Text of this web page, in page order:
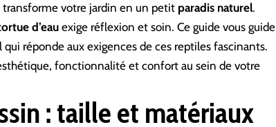
transforme votre jardin en un petit paradis naturel.
d’eau exige réflexion et soin. Ce guide vous guide
réponde aux exigences de ces reptiles fascinants.
fonctionnalité et confort au sein de votre
: taille et matériaux